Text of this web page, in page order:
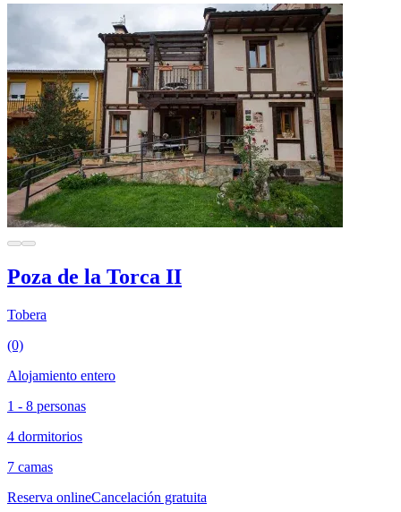
Poza de la Torca II
Tobera
(0)
Alojamiento entero
1 - 8 personas
4 dormitorios
7 camas
Reserva onlineCancelación gratuita